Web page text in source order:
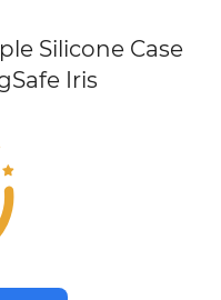
Silicone Case
Iris